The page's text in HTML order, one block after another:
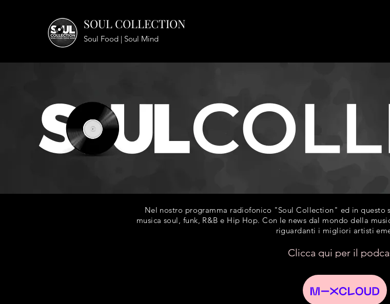
SOUL COLLECTION
Soul Food | Soul Mind
Nel nostro programma radiofonico "Soul Collection" ed in
musica soul, funk, R&B e Hip Hop. Con le news dal mondo della
riguardanti i migliori artisti
Clicca qui per il